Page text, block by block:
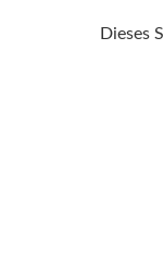
Dieses